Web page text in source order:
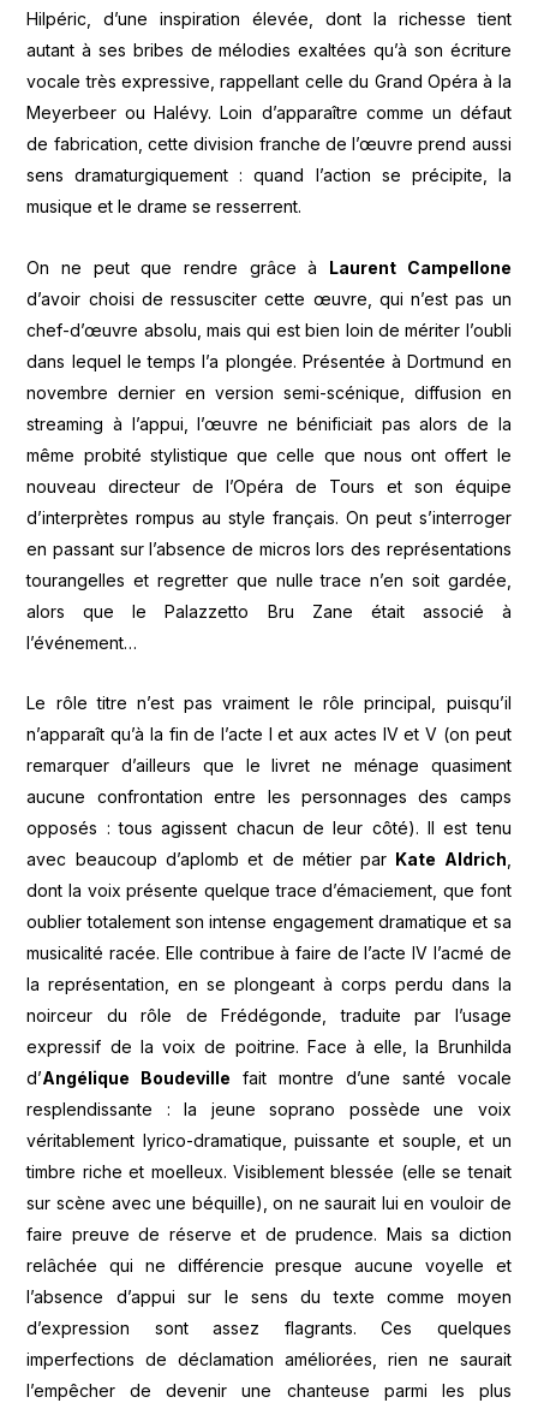
Hilpéric, d’une inspiration élevée, dont la richesse tient
autant à ses bribes de mélodies exaltées qu’à son écriture
vocale très expressive, rappellant celle du Grand Opéra à la
Meyerbeer ou Halévy. Loin d’apparaître comme un défaut
de fabrication, cette division franche de l’œuvre prend aussi
sens dramaturgiquement : quand l’action se précipite, la
musique et le drame se resserrent.
On ne peut que rendre grâce à Laurent Campellone
d’avoir choisi de ressusciter cette œuvre, qui n’est pas un
chef-d’œuvre absolu, mais qui est bien loin de mériter l’oubli
dans lequel le temps l’a plongée. Présentée à Dortmund en
novembre dernier en version semi-scénique, diffusion en
streaming à l’appui, l’œuvre ne bénificiait pas alors de la
même probité stylistique que celle que nous ont offert le
nouveau directeur de l’Opéra de Tours et son équipe
d’interprètes rompus au style français. On peut s’interroger
en passant sur l’absence de micros lors des représentations
tourangelles et regretter que nulle trace n’en soit gardée,
alors que le Palazzetto Bru Zane était associé à
l’événement…
Le rôle titre n’est pas vraiment le rôle principal, puisqu’il
n’apparaît qu’à la fin de l’acte I et aux actes IV et V (on peut
remarquer d’ailleurs que le livret ne ménage quasiment
aucune confrontation entre les personnages des camps
opposés : tous agissent chacun de leur côté). Il est tenu
avec beaucoup d’aplomb et de métier par Kate Aldrich,
dont la voix présente quelque trace d’émaciement, que font
oublier totalement son intense engagement dramatique et sa
musicalité racée. Elle contribue à faire de l’acte IV l’acmé de
la représentation, en se plongeant à corps perdu dans la
noirceur du rôle de Frédégonde, traduite par l’usage
expressif de la voix de poitrine. Face à elle, la Brunhilda
d’Angélique Boudeville fait montre d’une santé vocale
resplendissante : la jeune soprano possède une voix
véritablement lyrico-dramatique, puissante et souple, et un
timbre riche et moelleux. Visiblement blessée (elle se tenait
sur scène avec une béquille), on ne saurait lui en vouloir de
faire preuve de réserve et de prudence. Mais sa diction
relâchée qui ne différencie presque aucune voyelle et
l’absence d’appui sur le sens du texte comme moyen
d’expression sont assez flagrants. Ces quelques
imperfections de déclamation améliorées, rien ne saurait
l’empêcher de devenir une chanteuse parmi les plus